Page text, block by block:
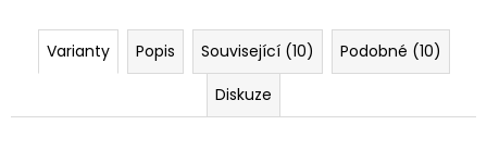
Varianty Popis Související (10)
Podobné (10)
Diskuze